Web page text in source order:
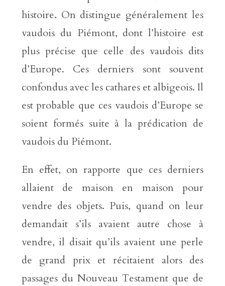
histoire. On distingue généralement les
vaudois du Piémont, dont l’histoire est
plus précise que celle des vaudois dits
d’Europe. Ces derniers sont souvent
confondus avec les cathares et albigeois. Il
est probable que ces vaudois d’Europe se
soient formés suite à la prédication de
vaudois du Piémont.
En effet, on rapporte que ces derniers
allaient de maison en maison pour
vendre des objets. Puis, quand on leur
demandait s’ils avaient autre chose à
vendre, il disait qu’ils avaient une perle
de grand prix et récitaient alors des
passages du Nouveau Testament que de